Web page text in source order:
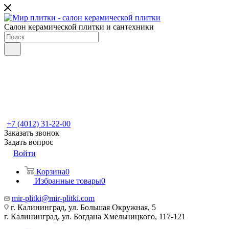
Салон керамической плитки и сантехники
+7 (4012) 31-22-00
Заказать звонок
Задать вопрос
Войти
Корзина0
Избранные товары0
mir-plitki@mir-plitki.com
г. Калининград, ул. Большая Окружная, 5
г. Калининград, ул. Богдана Хмельницкого, 117-121